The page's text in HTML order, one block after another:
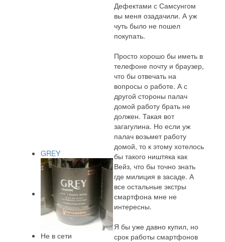
GREY
Не в сети
Дефектами с Самсунгом
вы меня озадачили. А уж
чуть было не пошел
покупать.
Просто хорошо бы иметь в
телефоне почту и браузер,
что бы отвечать на
вопросы о работе. А с
другой стороны палач
домой работу брать не
должен. Такая вот
загагулина. Но если уж
палач возьмет работу
домой, то к этому хотелось
бы такого ништяка как
Вейз, что бы точно знать
где милиция в засаде. А
все остальные экстры
смартфона мне не
интересны.
Я бы уже давно купил, но
срок работы смартфонов